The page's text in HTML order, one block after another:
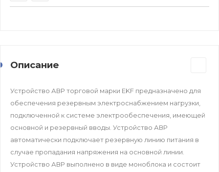
Описание
Устройство АВР торговой марки EKF предназначено для
обеспечения резервным электроснабжением нагрузки,
подключенной к системе электрообеспечения, имеющей
основной и резервный вводы. Устройство АВР
автоматически подключает резервную линию питания в
случае пропадания напряжения на основной линии.
Устройство АВР выполнено в виде моноблока и состоит